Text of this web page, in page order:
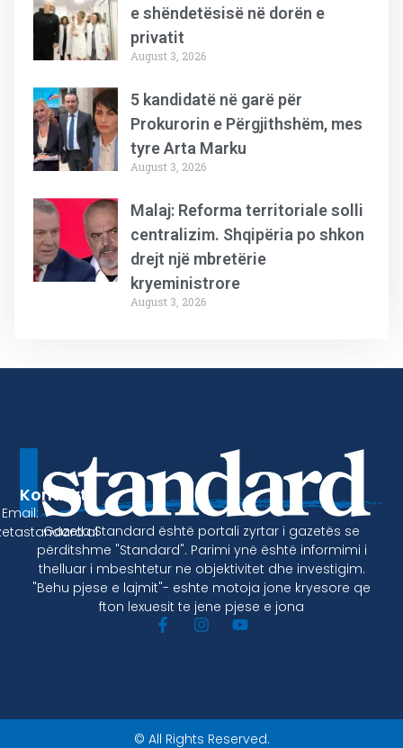
e shëndetësisë në dorën e
privatit
August 3, 2026
5 kandidatë në garë për
Prokurorin e Përgjithshëm, mes
tyre Arta Marku
August 3, 2026
Malaj: Reforma territoriale solli
centralizim. Shqipëria po shkon
drejt një mbretërie
kryeministrore
August 3, 2026
Gazeta Standard është portali zyrtar i gazetës se
përditshme "Standard". Parimi ynë është informimi i
thelluar i mbeshtetur ne objektivitet dhe investigim.
"Behu pjese e lajmit"- eshte motoja jone kryesore qe
fton lexuesit te jene pjese e jona
Kontakt
Email:
© All Rights Reserved.